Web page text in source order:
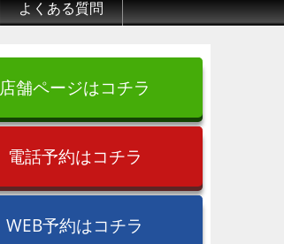
よくある質問
店舗ページはコチラ
電話予約はコチラ
WEB予約はコチラ